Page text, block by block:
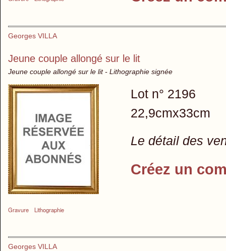
Georges VILLA
Jeune couple allongé sur le lit
Jeune couple allongé sur le lit - Lithographie signée
Gravure Lithographie
Lot n° 2196
22,9cmx33cm
Le détail des
Créez un
Georges VILLA